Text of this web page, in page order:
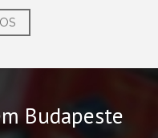
Budapeste